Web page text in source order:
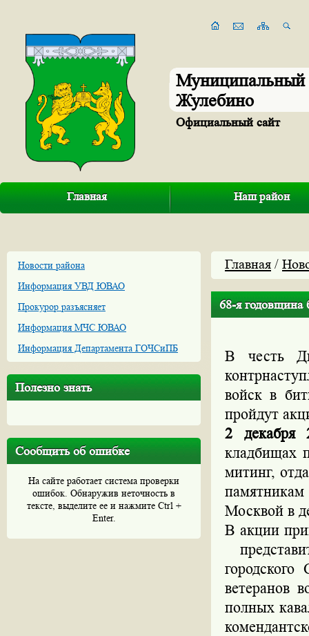
Муниципальный
Жулебино
Официальный сайт
Главная Наш район
Новости района
Информация УВД ЮВАО
Прокурор разъясняет
Информация МЧС ЮВАО
Информация Департамента ГОЧСиПБ
Полезно знать
Сообщить об ошибке
На сайте работает система проверки
ошибок. Обнаружив неточность в
тексте, выделите ее и нажмите Ctrl +
Enter.
Главная /
68-я годовщина
В честь
войск в
пройдут
2 декабря
кладбищах
митинг,
Москвой в
В акции
городского
ветеранов
полных